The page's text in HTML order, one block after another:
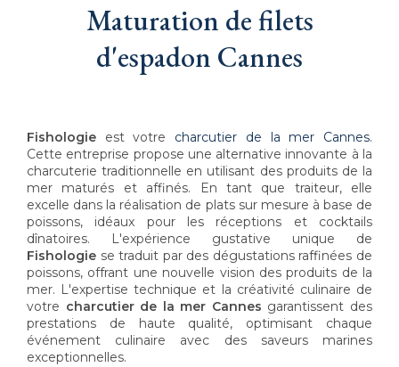
Maturation de filets
d'espadon Cannes
Fishologie est votre charcutier de la mer Cannes.
Cette entreprise propose une alternative innovante à la
charcuterie traditionnelle en utilisant des produits de la
mer maturés et affinés. En tant que traiteur, elle
excelle dans la réalisation de plats sur mesure à base de
poissons, idéaux pour les réceptions et cocktails
dînatoires. L'expérience gustative unique de
Fishologie se traduit par des dégustations raffinées de
poissons, offrant une nouvelle vision des produits de la
mer. L'expertise technique et la créativité culinaire de
votre charcutier de la mer Cannes garantissent des
prestations de haute qualité, optimisant chaque
événement culinaire avec des saveurs marines
exceptionnelles.